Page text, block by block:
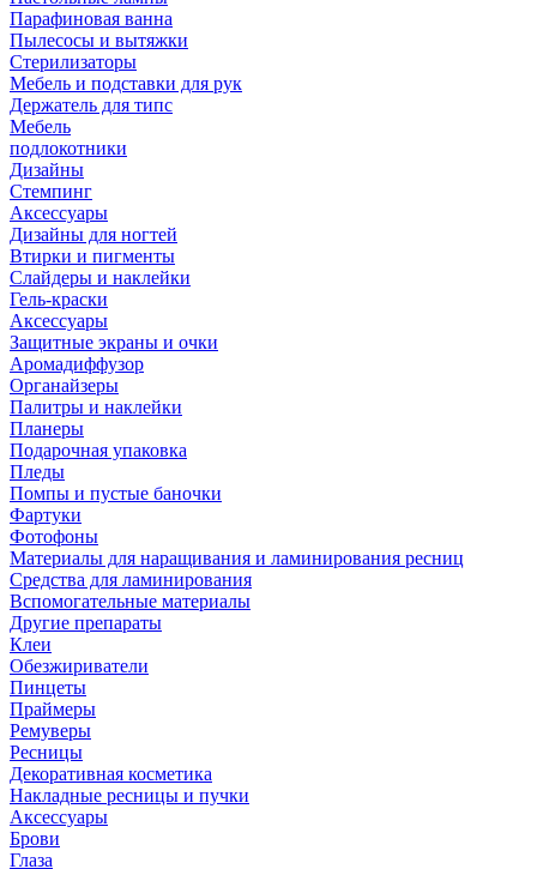
Парафиновая ванна
Пылесосы и вытяжки
Стерилизаторы
Мебель и подставки для рук
Держатель для типс
Мебель
подлокотники
Дизайны
Стемпинг
Аксессуары
Дизайны для ногтей
Втирки и пигменты
Слайдеры и наклейки
Гель-краски
Аксессуары
Защитные экраны и очки
Аромадиффузор
Органайзеры
Палитры и наклейки
Планеры
Подарочная упаковка
Пледы
Помпы и пустые баночки
Фартуки
Фотофоны
Материалы для наращивания и ламинирования ресниц
Средства для ламинирования
Вспомогательные материалы
Другие препараты
Клеи
Обезжириватели
Пинцеты
Праймеры
Ремуверы
Ресницы
Декоративная косметика
Накладные ресницы и пучки
Аксессуары
Брови
Глаза